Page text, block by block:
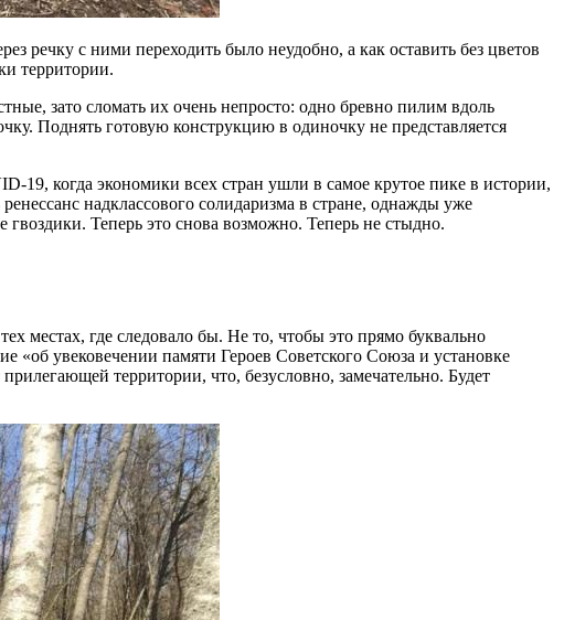
речку с ними переходить было неудобно, а как оставить без цветов
территории.
зато сломать их очень непросто: одно бревно пилим вдоль
Поднять готовую конструкцию в одиночку не представляется
19, когда экономики всех стран ушли в самое крутое пике в истории,
надклассового солидаризма в стране, однажды уже
Теперь это снова возможно. Теперь не стыдно.
местах, где следовало бы. Не то, чтобы это прямо буквально
увековечении памяти Героев Советского Союза и установке
территории, что, безусловно, замечательно. Будет